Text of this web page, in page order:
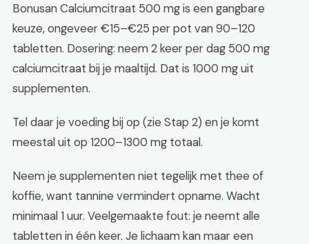
Bonusan Calciumcitraat 500 mg is een gangbare
keuze, ongeveer €15–€25 per pot van 90–120
tabletten. Dosering: neem 2 keer per dag 500 mg
calciumcitraat bij je maaltijd. Dat is 1000 mg uit
supplementen.
Tel daar je voeding bij op (zie Stap 2) en je komt
meestal uit op 1200–1300 mg totaal.
Neem je supplementen niet tegelijk met thee of
koffie, want tannine vermindert opname. Wacht
minimaal 1 uur. Veelgemaakte fout: je neemt alle
tabletten in één keer. Je lichaam kan maar een